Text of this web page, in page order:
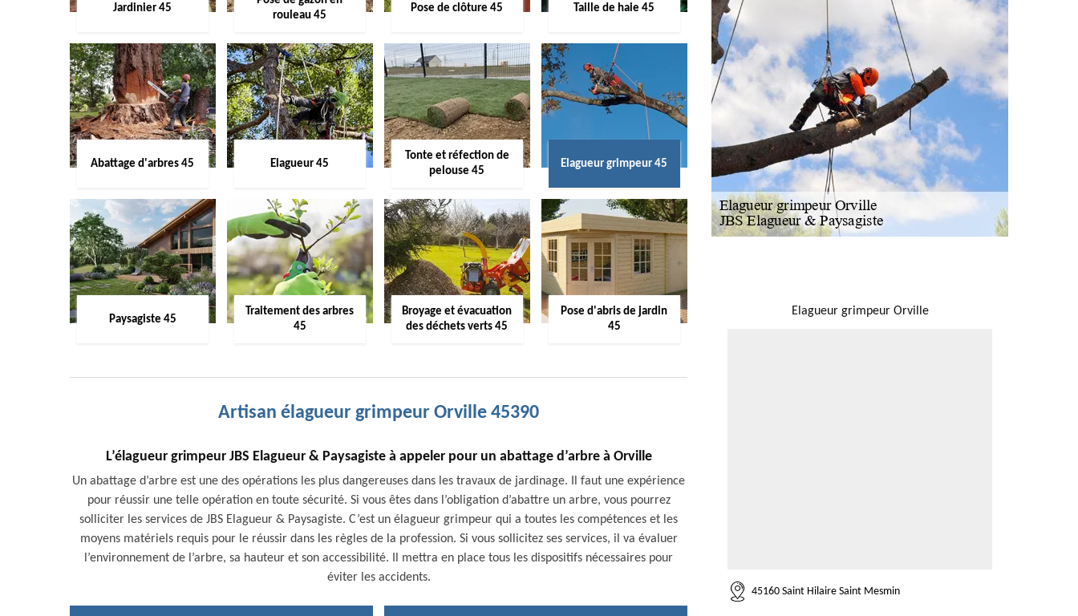
Jardinier 45
rouleau 45
Pose de clôture 45 Taille de haie 45
Abattage d'arbres 45 Elagueur 45
Tonte et réfection de
pelouse 45
Elagueur grimpeur 45
Paysagiste 45
Traitement des arbres
45
Broyage et évacuation
des déchets verts 45
Pose d'abris de jardin
45
Artisan élagueur grimpeur Orville 45390
L’élagueur grimpeur JBS Elagueur & Paysagiste à appeler pour un abattage d’arbre à Orville
Un abattage d’arbre est une des opérations les plus dangereuses dans les travaux de jardinage. Il faut une expérience
pour réussir une telle opération en toute sécurité. Si vous êtes dans l’obligation d’abattre un arbre, vous pourrez
solliciter les services de JBS Elagueur & Paysagiste. C’est un élagueur grimpeur qui a toutes les compétences et les
moyens matériels requis pour le réussir dans les règles de la profession. Si vous sollicitez ses services, il va évaluer
l’environnement de l’arbre, sa hauteur et son accessibilité. Il mettra en place tous les dispositifs nécessaires pour
éviter les accidents.
Elagueur grimpeur Orville
45160 Saint Hilaire Saint Mesmin